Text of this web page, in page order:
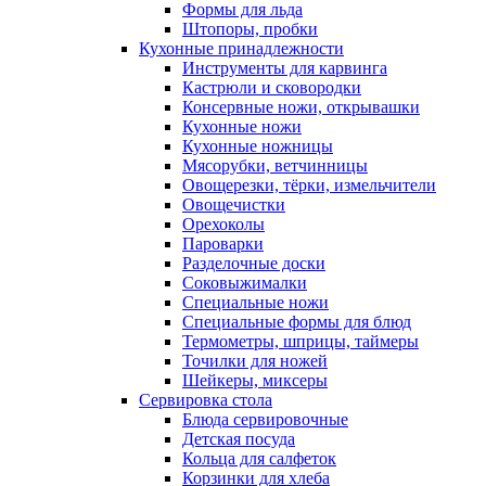
Формы для льда
Штопоры, пробки
Кухонные принадлежности
Инструменты для карвинга
Кастрюли и сковородки
Консервные ножи, открывашки
Кухонные ножи
Кухонные ножницы
Мясорубки, ветчинницы
Овощерезки, тёрки, измельчители
Овощечистки
Орехоколы
Пароварки
Разделочные доски
Соковыжималки
Специальные ножи
Специальные формы для блюд
Термометры, шприцы, таймеры
Точилки для ножей
Шейкеры, миксеры
Сервировка стола
Блюда сервировочные
Детская посуда
Кольца для салфеток
Корзинки для хлеба